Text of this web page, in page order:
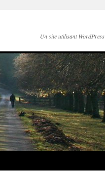
Un site utilisant WordPress